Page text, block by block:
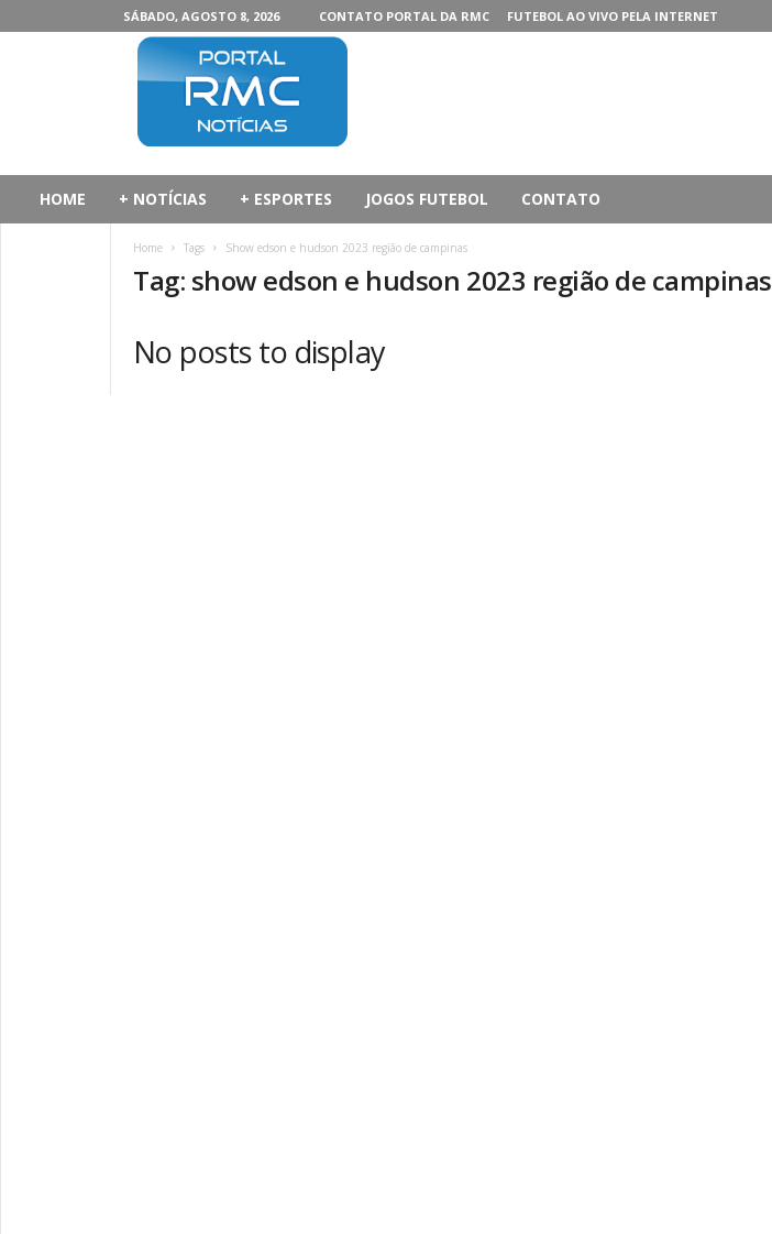
SÁBADO, AGOSTO 8, 2026 CONTATO PORTAL DA RMC FUTEBOL AO VIVO PELA INTERNET
HOME + NOTÍCIAS + ESPORTES JOGOS FUTEBOL CONTATO
Home Tags Show edson e hudson 2023 região de campinas
Tag: show edson e hudson 2023 região de campinas
No posts to display